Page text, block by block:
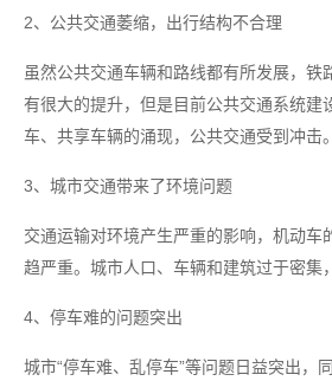
2、公共交通萎缩，出行结构不合理
虽然公共交通车辆和路线都有所发展，铁
有很大的提升，但是目前公共交通系统建
车、共享车辆的涌现，公共交通受到冲击。
3、城市交通带来了环境问题
交通运输对环境产生严重的影响，机动车
趋严重。城市人口、车辆和建筑过于密集
4、停车难的问题突出
城市“停车难、乱停车”等问题日益突出，